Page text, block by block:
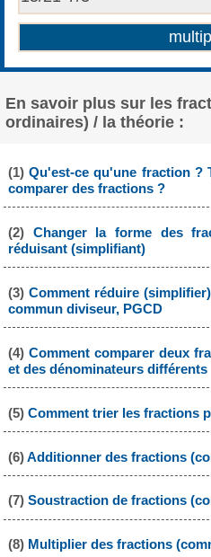
En savoir plus sur les
ordinaires) / la théorie :
(1)Qu'est-ce qu'une fraction ?
comparer des fractions ?
(2) Changer la forme des
réduisant (simplifiant)
(3) Comment réduire
commun diviseur, PGCD
(4) Comment comparer deux
et des dénominateurs différents
(5) Comment trier les fractions
(6)Additionner des fractions
(7) Soustraction de fractions
(8) Multiplier des fractions